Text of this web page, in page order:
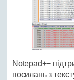
Notepad++
посилань з